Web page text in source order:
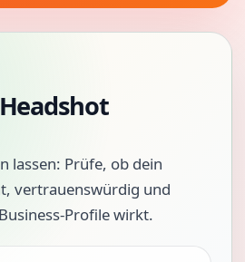
lassen: Prüfe, ob dein
vertrauenswürdig und
Profile wirkt.